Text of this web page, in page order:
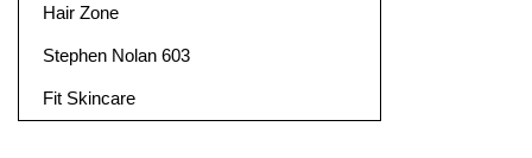
Hair Zone
Stephen Nolan 603
Fit Skincare